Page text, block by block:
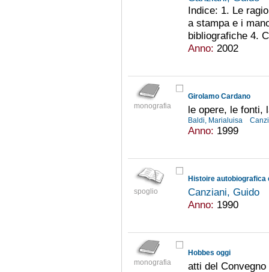
Indice: 1. Le
a stampa e i
bibliografiche 4.
Anno: 2002
monografia
Girolamo Cardano
le opere, le fonti,
Baldi, Marialuisa
Anno: 1999
spoglio
Canziani, Guido
Anno: 1990
monografia
Hobbes oggi
atti del